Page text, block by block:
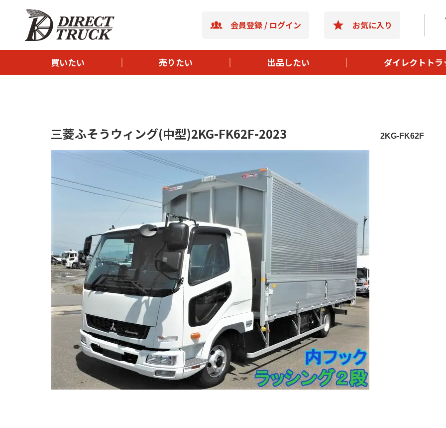
会員登録 / ログイン お気に入り
買いたい
- ボディタイプから探す
- サイズから探す
売りたい 出品したい ダイレクトト
- 選ばれる理
- 購入までの
三菱ふそうウィング(中型)2KG-FK62F-2023 2KG-FK62F